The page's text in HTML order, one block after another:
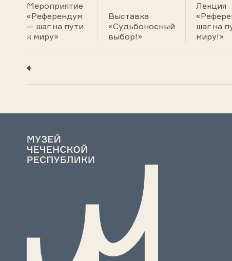
Мероприятие
«Референдум
— шаг на пути
к миру»
Выставка
«Судьбоносный
выбор!»
Лекция
шаг на
миру!»